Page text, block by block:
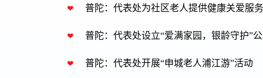
普陀：代表处为社区老人提供健康关爱服务
普陀：代表处设立“爱满家园，银龄守护”
普陀：代表处开展“申城老人浦江游”活动